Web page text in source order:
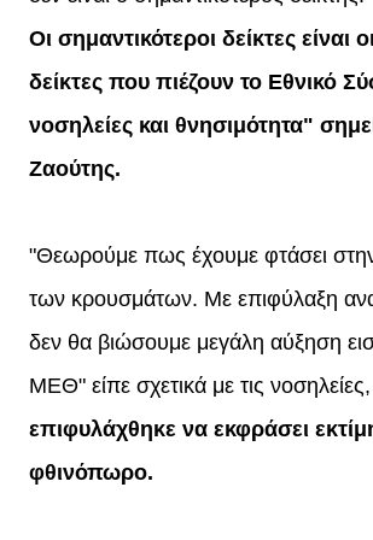
Οι σημαντικότεροι δείκτες είναι
δείκτες που πιέζουν το Εθνικό
νοσηλείες και θνησιμότητα"
Ζαούτης.
"Θεωρούμε πως έχουμε φτάσει
των κρουσμάτων. Με επιφύλαξη
δεν θα βιώσουμε μεγάλη αύξηση
ΜΕΘ" είπε σχετικά με τις νοσηλείες,
επιφυλάχθηκε να εκφράσει
φθινόπωρο.